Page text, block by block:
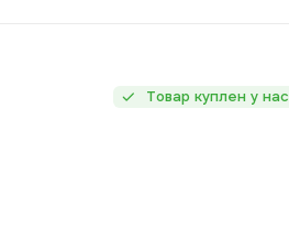
Товар куплен у нас